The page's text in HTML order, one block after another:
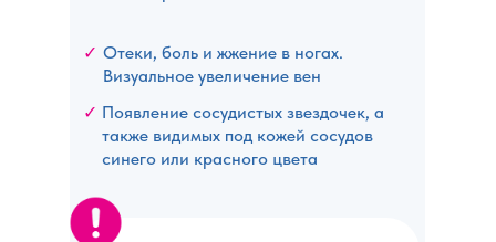
✓ Отеки, боль и жжение в ногах.
Визуальное увеличение вен
✓ Появление сосудистых звездочек, а
также видимых под кожей сосудов
синего или красного цвета